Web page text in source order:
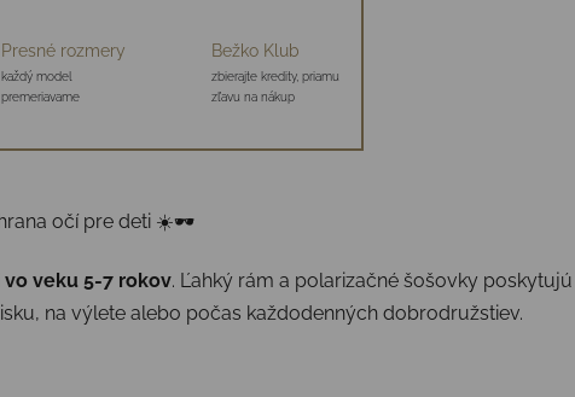
Presné rozmery
každý model
premeriavame
Bežko Klub
zbierajte kredity, priamu
zľavu na nákup
očí pre deti ☀️🕶
veku 5-7 rokov. Ľahký rám a polarizačné šošovky
na výlete alebo počas každodenných dobrodružstiev.